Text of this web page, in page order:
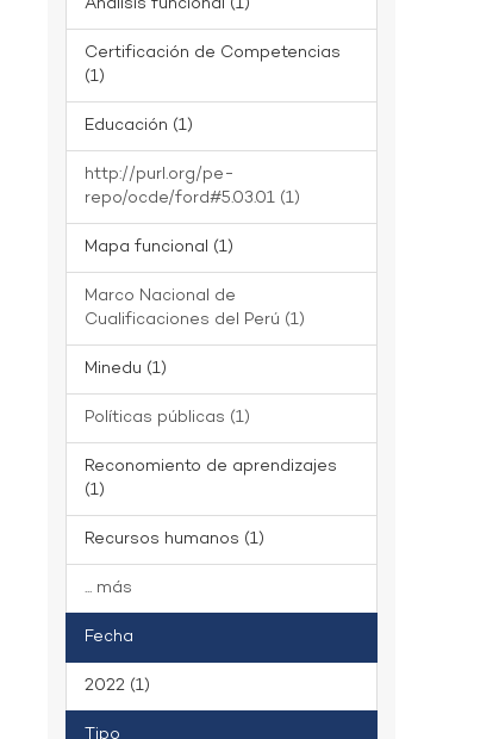
Certificación de Competencias
(1)
Educación (1)
http://purl.org/pe-
repo/ocde/ford#5.03.01 (1)
Mapa funcional (1)
Marco Nacional de
Cualificaciones del Perú (1)
Minedu (1)
Políticas públicas (1)
Reconomiento de aprendizajes
(1)
Recursos humanos (1)
... más
Fecha
2022 (1)